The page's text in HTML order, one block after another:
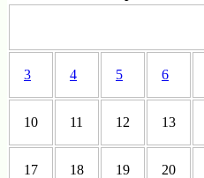
3 4 5 6
10 11 12 13
17 18 19 20